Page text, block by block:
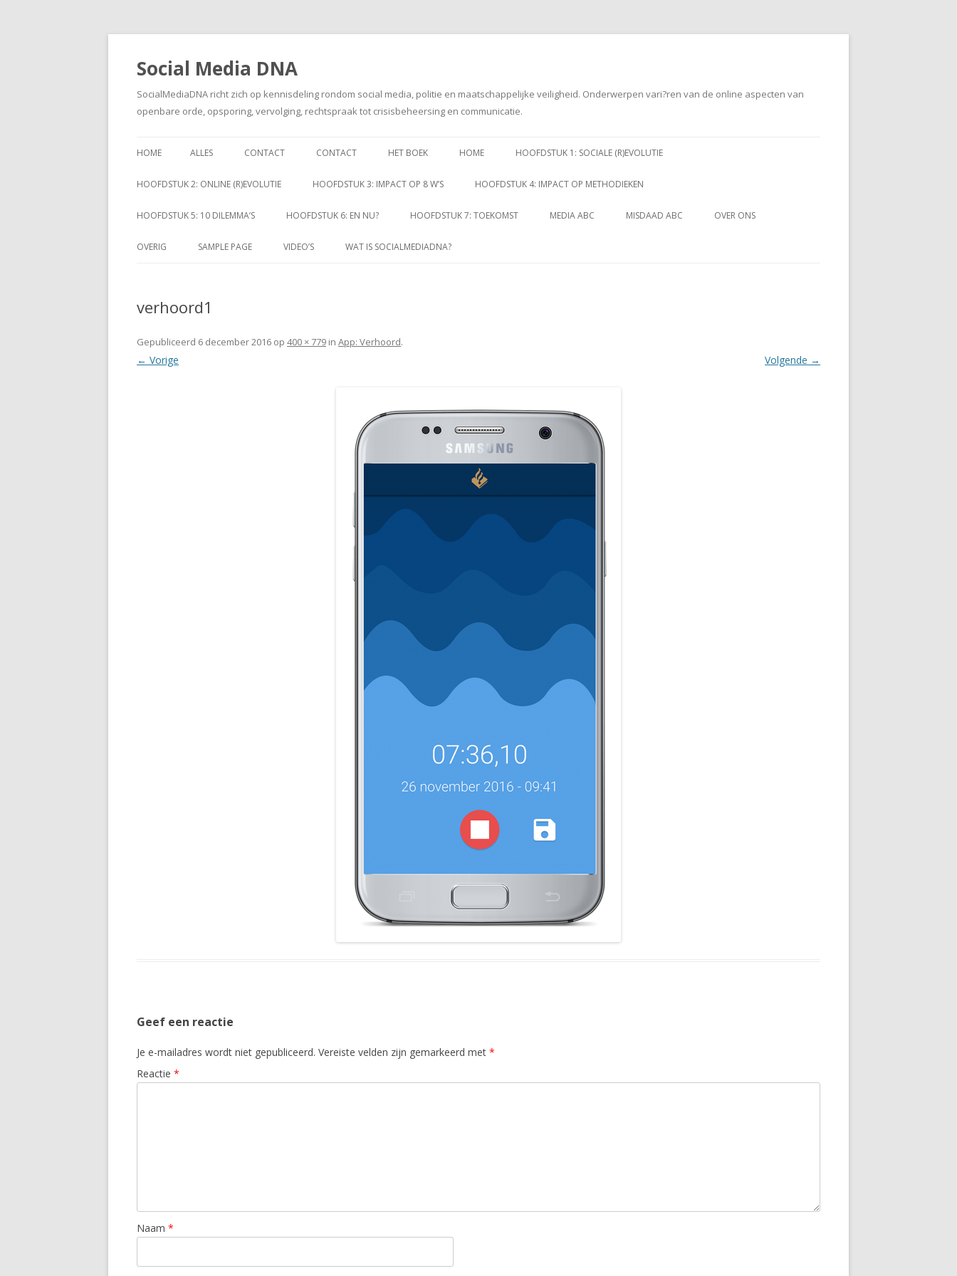
Social Media DNA
SocialMediaDNA richt zich op kennisdeling rondom social media, politie en maatschappelijke veiligheid. Onderwerpen vari?ren van de online aspecten van
openbare orde, opsporing, vervolging, rechtspraak tot crisisbeheersing en communicatie.
naar
HOME ALLES CONTACT CONTACT HET BOEK HOME HOOFDSTUK 1: SOCIALE (R)EVOLUTIE
HOOFDSTUK 2: ONLINE (R)EVOLUTIE HOOFDSTUK 3: IMPACT OP 8 W’S HOOFDSTUK 4: IMPACT OP METHODIEKEN
HOOFDSTUK 5: 10 DILEMMA’S HOOFDSTUK 6: EN NU? HOOFDSTUK 7: TOEKOMST MEDIA ABC MISDAAD ABC OVER ONS
OVERIG SAMPLE PAGE VIDEO’S WAT IS SOCIALMEDIADNA?
verhoord1
Gepubliceerd 6 december 2016 op 400 × 779 in App: Verhoord.
← Vorige Volgende →
Geef een reactie
Je e-mailadres wordt niet gepubliceerd. Vereiste velden zijn gemarkeerd met *
Reactie *
Naam *